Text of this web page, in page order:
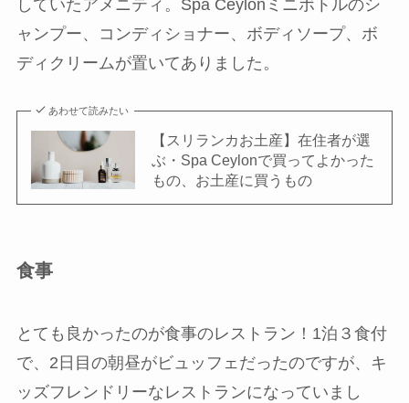
していたアメニティ。Spa Ceylonミニボトルのシ
ャンプー、コンディショナー、ボディソープ、ボ
ディクリームが置いてありました。
あわせて読みたい
【スリランカお土産】在住者が選
ぶ・Spa Ceylonで買ってよかった
もの、お土産に買うもの
食事
とても良かったのが食事のレストラン！1泊３食付
で、2日目の朝昼がビュッフェだったのですが、キ
ッズフレンドリーなレストランになっていまし